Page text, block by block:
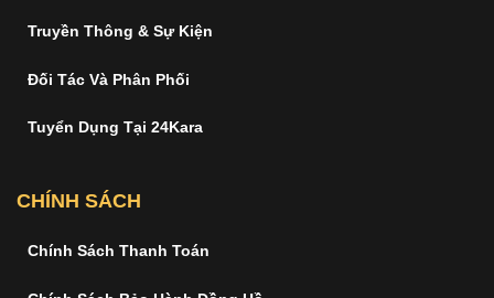
Truyền Thông & Sự Kiện
Đối Tác Và Phân Phối
Tuyển Dụng Tại 24Kara
CHÍNH SÁCH
Chính Sách Thanh Toán